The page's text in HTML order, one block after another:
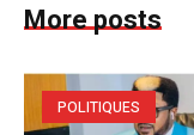
More posts
POLITIQUES